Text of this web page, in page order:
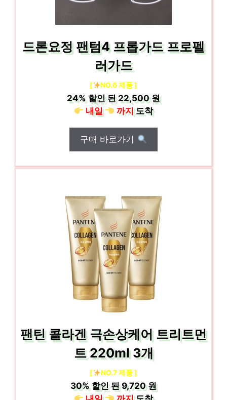
드론요정 팬텀4 프롭가드 프로펠
러가드
[ NO.6 제품 ]
24%할인 된22,500 원
내일
까지도착
구매 바로가기
팬틴 콜라겐 극손상케어 트리트먼
트 220ml 3개
[ NO.7 제품 ]
30%할인 된9,720 원